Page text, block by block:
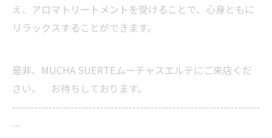
え、アロマトリートメントを受けることで、心身ともに
リラックスすることができます。
是非、MUCHA SUERTEムーチャスエルテにご来店くだ
さい。 お待ちしております。
--------------------------------------------------------------------
--